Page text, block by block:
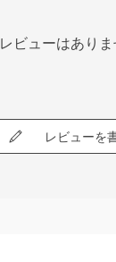
レビューはありま
レビューを